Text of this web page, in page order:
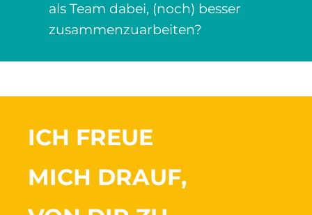
als Team dabei, (noch) besser
zusammenzuarbeiten?
ICH FREUE
MICH DRAUF,